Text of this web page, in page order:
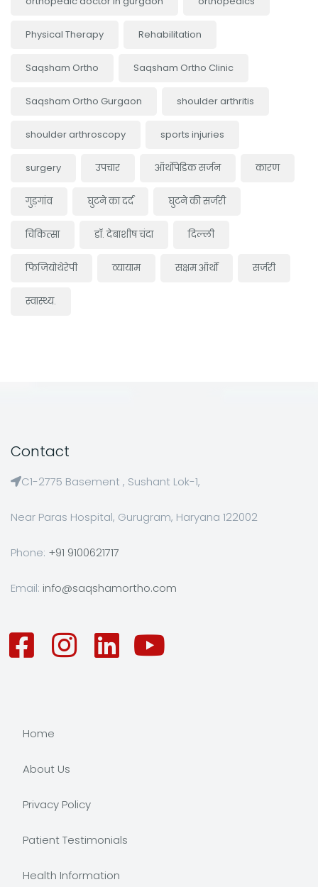
Physical Therapy Rehabilitation
Saqsham Ortho Saqsham Ortho Clinic
Saqsham Ortho Gurgaon shoulder arthritis
shoulder arthroscopy sports injuries
surgery उपचार ऑर्थोपेडिक सर्जन कारण
गुड़गांव घुटने का दर्द घुटने की सर्जरी
चिकित्सा डॉ. देबाशीष चंदा दिल्ली
फिजियोथेरेपी व्यायाम सक्षम ऑर्थो सर्जरी
स्वास्थ्य.
Contact
C1-2775 Basement , Sushant Lok-1,
Near Paras Hospital, Gurugram, Haryana 122002
Phone: +91 9100621717
Email: info@saqshamortho.com
Home
About Us
Privacy Policy
Patient Testimonials
Health Information